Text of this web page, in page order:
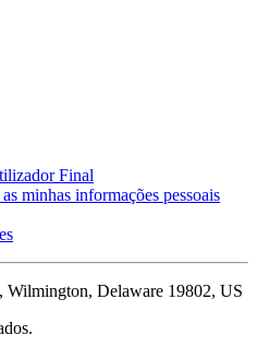
Final
minhas informações pessoais
Delaware 19802, US